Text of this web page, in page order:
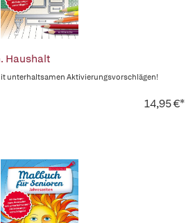
Haushalt
unterhaltsamen Aktivierungsvorschlägen!
14,95 €*